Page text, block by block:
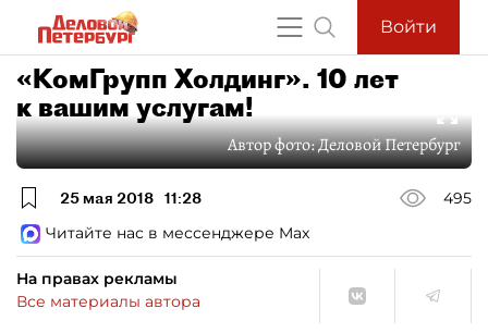
Войти
«КомГрупп Холдинг». 10 лет
к вашим услугам!
Автор фото:Деловой Петербург
25 мая 2018 11:28
495
Читайте нас в мессенджере Max
На правах рекламы
Все материалы автора